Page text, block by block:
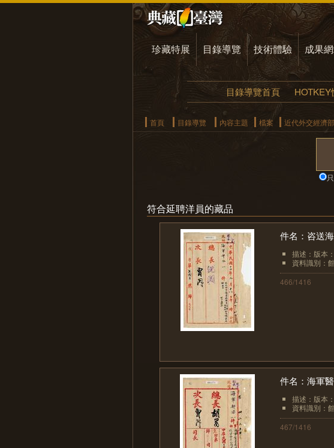
珍藏特展 目錄導覽 技術體驗 成果
目錄導覽首頁 HOTKEY
首頁 目錄導覽 內容主題 檔案 近代外交經濟
符合延聘洋員的藏品
件名：咨送
描述：版本
資料識別：
466/1416
件名：海軍
描述：版本
資料識別：
467/1416